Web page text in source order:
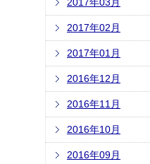
2017年02月
2017年01月
2016年12月
2016年11月
2016年10月
2016年09月